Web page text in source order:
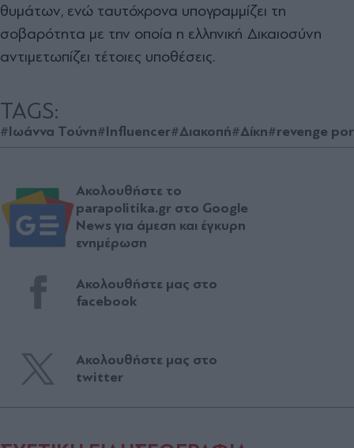
θυμάτων, ενώ ταυτόχρονα υπογραμμίζει τη
σοβαρότητα με την οποία η ελληνική Δικαιοσύνη
αντιμετωπίζει τέτοιες υποθέσεις.
TAGS:
#Ιωάννα Τούνη#Influencer#Διακοπή#Δίκη#revenge
Ακολουθήστε το
parapolitika.gr στο Google
News για άμεση και έγκυρη
ενημέρωση
Ακολουθήστε μας στο
facebook
Ακολουθήστε μας στο
twitter